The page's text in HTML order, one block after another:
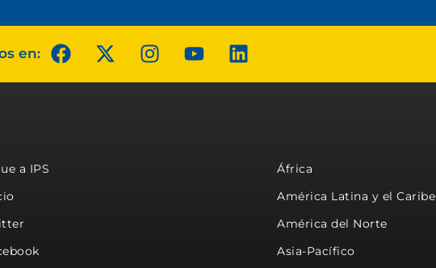
en:
a IPS
África
América Latina y el Caribe
América del Norte
Asia-Pacífico